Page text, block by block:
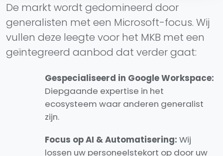
De markt wordt gedomineerd door
generalisten met een Microsoft-focus. Wij
vullen deze leegte voor het MKB met een
geïntegreerd aanbod dat verder gaat:
Gespecialiseerd in Google Workspace:
Diepgaande expertise in het
ecosysteem waar anderen generalist
zijn.
Focus op AI & Automatisering: Wij
lossen uw personeelstekort op door uw